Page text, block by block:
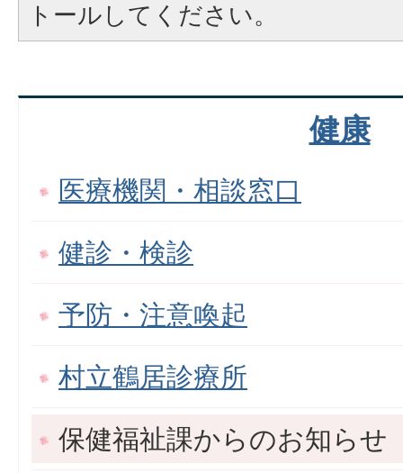
トールしてください。
健康
医療機関・相談窓口
健診・検診
予防・注意喚起
村立鶴居診療所
保健福祉課からのお知らせ